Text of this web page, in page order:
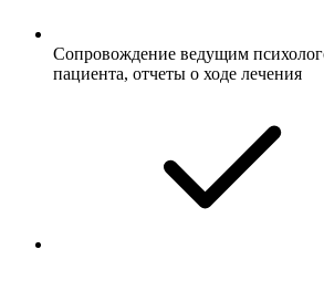
Сопровождение ведущим
пациента, отчеты о ходе лечения